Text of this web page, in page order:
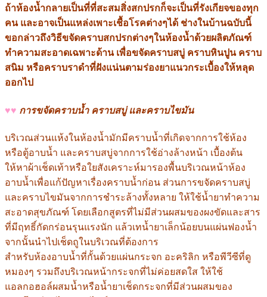
ถ้าห้องน้ำกลายเป็นที่ที่สะสมสิ่งสกปรกก็จะเป็นที่รังเกียจของทุก
คน และอาจเป็นแหล่งเพาะเชื้อโรคต่างๆได้ ช่างในบ้านฉบับนี้
ขอกล่าวถึงวิธีขจัดคราบสกปรกต่างๆในห้องน้ำด้วยผลิตภัณฑ์
ทำความสะอาดเฉพาะด้าน เพื่อขจัดคราบสบู่ คราบหินปูน คราบ
สนิม หรือคราบราดำที่ฝังแน่นตามร่องยาแนวกระเบื้องให้หลุด
ออกไป
♥♥ การขจัดคราบน้ำ คราบสบู่ และคราบไขมัน
บริเวณส่วนแห้งในห้องน้ำมักมีคราบน้ำที่เกิดจากการใช้ห้อง
หรือตู้อาบน้ำ และคราบสบู่จากการใช้อ่างล้างหน้า เบื้องต้น
ให้หาผ้าเช็ดเท้าหรือใยสังเคราะห์มารองพื้นบริเวณหน้าห้อง
อาบน้ำเพื่อแก้ปัญหาเรื่องคราบน้ำก่อน ส่วนการขจัดคราบสบู่
และคราบไขมันจากการชำระล้างทั้งหลาย ให้ใช้น้ำยาทำความ
สะอาดสุขภัณฑ์ โดยเลือกสูตรที่ไม่มีส่วนผสมของผงขัดและสาร
ที่มีฤทธิ์กัดกร่อนรุนแรงนัก แล้วเทน้ำยาเล็กน้อยบนแผ่นฟองน้ำ
จากนั้นนำไปเช็ดถูในบริเวณที่ต้องการ
สำหรับห้องอาบน้ำที่กั้นด้วยแผ่นกระจก อะคริลิก หรือพีวีซีที่ดู
หมองๆ รวมถึงบริเวณหน้ากระจกที่ไม่ค่อยสดใส ให้ใช้
แอลกอฮอล์ผสมน้ำหรือน้ำยาเช็ดกระจกที่มีส่วนผสมของ